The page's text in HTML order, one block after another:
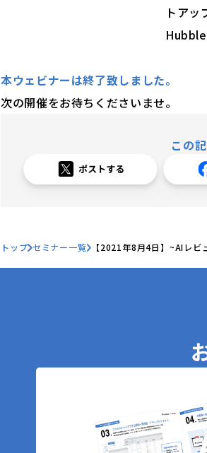
トアッ
Hubble
本ウェビナーは終了致しました。
次の開催をお待ちくださいませ。
この
トップ セミナー一覧 【2021年8月4日】~AIレビ